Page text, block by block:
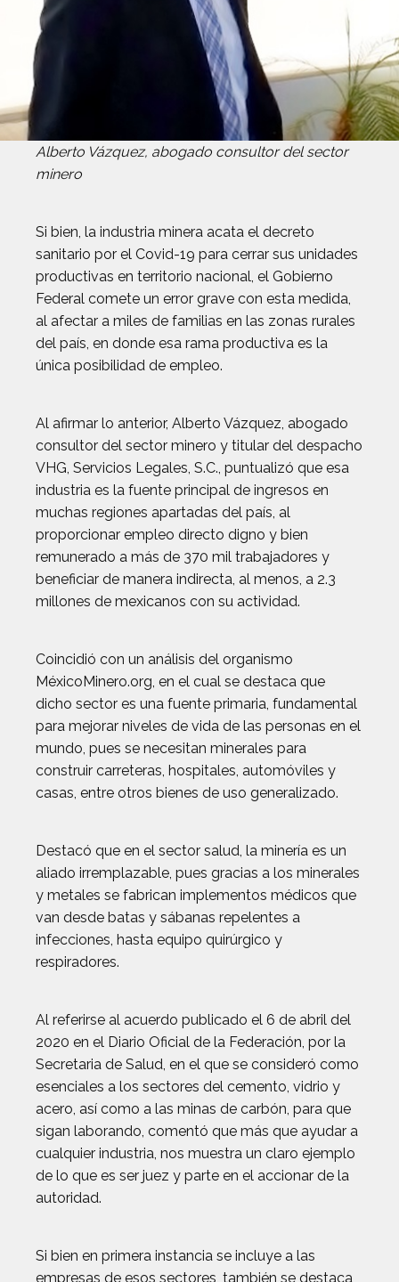
Alberto Vázquez, abogado consultor del sector
minero
Si bien, la industria minera acata el decreto
sanitario por el Covid-19 para cerrar sus unidades
productivas en territorio nacional, el Gobierno
Federal comete un error grave con esta medida,
al afectar a miles de familias en las zonas rurales
del país, en donde esa rama productiva es la
única posibilidad de empleo.
Al afirmar lo anterior, Alberto Vázquez, abogado
consultor del sector minero y titular del despacho
VHG, Servicios Legales, S.C., puntualizó que esa
industria es la fuente principal de ingresos en
muchas regiones apartadas del país, al
proporcionar empleo directo digno y bien
remunerado a más de 370 mil trabajadores y
beneficiar de manera indirecta, al menos, a 2.3
millones de mexicanos con su actividad.
Coincidió con un análisis del organismo
MéxicoMinero.org, en el cual se destaca que
dicho sector es una fuente primaria, fundamental
para mejorar niveles de vida de las personas en el
mundo, pues se necesitan minerales para
construir carreteras, hospitales, automóviles y
casas, entre otros bienes de uso generalizado.
Destacó que en el sector salud, la minería es un
aliado irremplazable, pues gracias a los minerales
y metales se fabrican implementos médicos que
van desde batas y sábanas repelentes a
infecciones, hasta equipo quirúrgico y
respiradores.
Al referirse al acuerdo publicado el 6 de abril del
2020 en el Diario Oficial de la Federación, por la
Secretaria de Salud, en el que se consideró como
esenciales a los sectores del cemento, vidrio y
acero, así como a las minas de carbón, para que
sigan laborando, comentó que más que ayudar a
cualquier industria, nos muestra un claro ejemplo
de lo que es ser juez y parte en el accionar de la
autoridad.
Si bien en primera instancia se incluye a las
empresas de esos sectores, también se destaca